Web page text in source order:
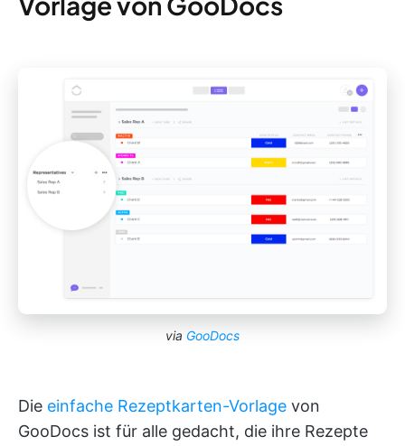
via GooDocs
Die einfache Rezeptkarten-Vorlage von
GooDocs ist für alle gedacht, die ihre Rezepte